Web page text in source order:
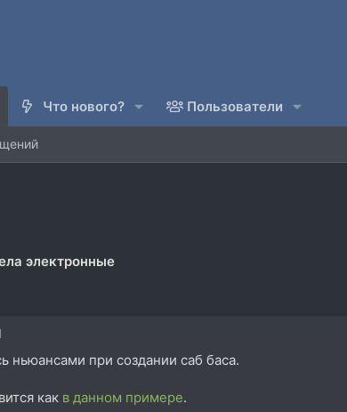
Что нового? Пользователи
электронные
ньюансами при создании саб баса.
как в данном примере.